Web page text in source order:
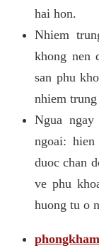
hai hon.
Nhiem
khong nen
san phu
nhiem
Ngua
ngoai:
duoc chan
ve phu
huong tu o